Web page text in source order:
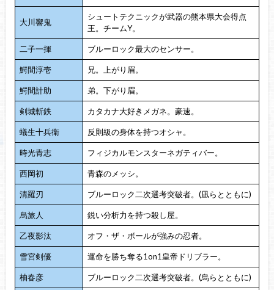
大川響鬼
シュートテクニックが武器の熊本県大会得点
王。チームY。
二子一揮 ブルーロック最大のセンサー。
鰐間淳壱 兄。上がり眉。
鰐間計助 弟。下がり眉。
剣城斬鉄 カタカナ大好きメガネ。豪速。
蟻生十兵衛 反則級の身体を持つオシャ。
時光青志 フィジカルモンスターネガティバー。
西岡初 青森のメッシ。
清羅刃 ブルーロック二次選考突破者。(凪らとともに)
烏旅人 鋭い分析力を持つ殺し屋。
乙夜影汰 オフ・ザ・ボールが強みの忍者。
雪宮剣優 運命を勝ち奪る1on1皇帝ドリブラー。
柚春彦 ブルーロック二次選考突破者。(烏らとともに)